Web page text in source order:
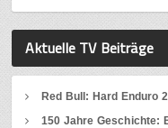
Aktuelle TV Beiträge
Red Bull: Hard Enduro
150 Jahre Geschichte: